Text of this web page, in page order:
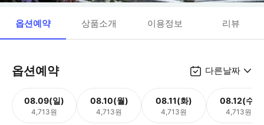
옵션예약 상품소개 이용정보 리뷰
옵션예약 다른날짜
08.09(일)
4,713원
08.10(월)
4,713원
08.11(화)
4,713원
08.12(수)
4,713원